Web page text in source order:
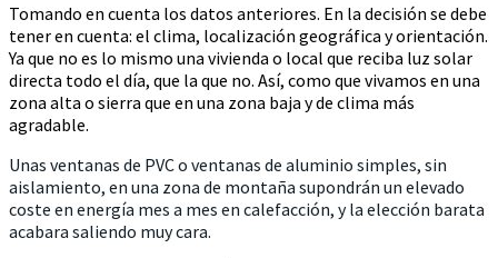
Tomando en cuenta los datos anteriores. En la decisión se debe
tener en cuenta: el clima, localización geográfica y orientación.
Ya que no es lo mismo una vivienda o local que reciba luz solar
directa todo el día, que la que no. Así, como que vivamos en una
zona alta o sierra que en una zona baja y de clima más
agradable.
Unas ventanas de PVC o ventanas de aluminio simples, sin
aislamiento, en una zona de montaña supondrán un elevado
coste en energía mes a mes en calefacción, y la elección barata
acabara saliendo muy cara.